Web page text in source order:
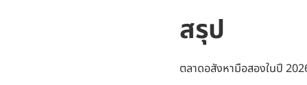
สรุป
ตลาดอสังหามือสองในปี